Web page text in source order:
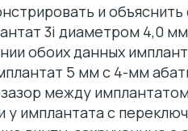
и
3i диаметром 4,0
обоих данных
5 мм с 4-мм
между
у имплантата с